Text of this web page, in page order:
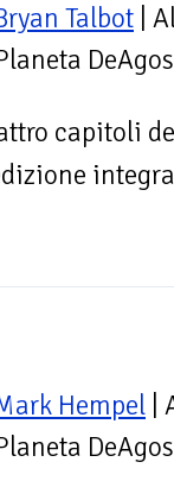
Talbot |
capitoli
Hempel |